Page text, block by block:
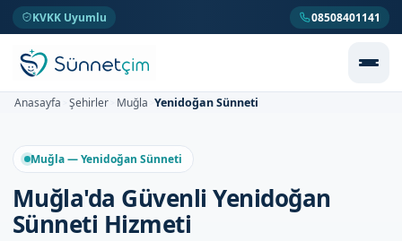
KVKK Uyumlu 08508401141
Anasayfa Şehirler Muğla Yenidoğan Sünneti
Muğla — Yenidoğan Sünneti
Muğla'da Güvenli Yenidoğan
Sünneti Hizmeti